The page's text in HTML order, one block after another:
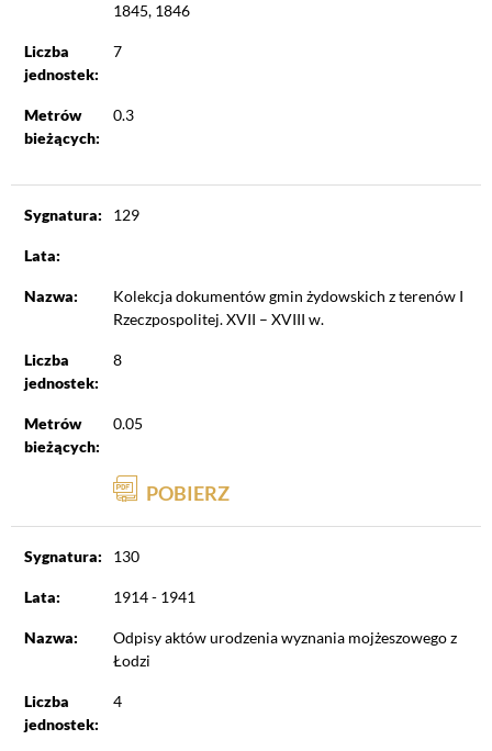
1845, 1846
Liczba
jednostek:
7
Metrów
bieżących:
0.3
Sygnatura: 129
Lata:
Nazwa:
Kolekcja dokumentów gmin żydowskich z terenów I
Rzeczpospolitej. XVII – XVIII w.
Liczba
jednostek:
8
Metrów
bieżących:
0.05
POBIERZ
Sygnatura: 130
Lata: 1914 - 1941
Nazwa:
Odpisy aktów urodzenia wyznania mojżeszowego z
Łodzi
Liczba
jednostek:
4